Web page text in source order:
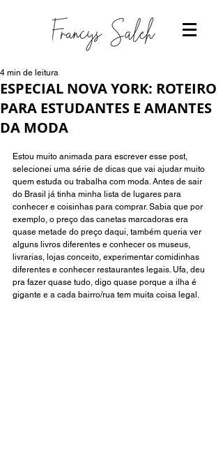
ESPECIAL NOVA YORK: ROTEIRO
PARA ESTUDANTES E AMANTES
DA MODA
4 min de leitura
Estou muito animada para escrever esse post,
selecionei uma série de dicas que vai ajudar muito
quem estuda ou trabalha com moda. Antes de sair
do Brasil já tinha minha lista de lugares para
conhecer e coisinhas para comprar. Sabia que por
exemplo, o preço das canetas marcadoras era
quase metade do preço daqui, também queria ver
alguns livros diferentes e conhecer os museus,
livrarias, lojas conceito, experimentar comidinhas
diferentes e conhecer restaurantes legais. Ufa, deu
pra fazer quase tudo, digo quase porque a ilha é
gigante e a cada bairro/rua tem muita coisa legal.